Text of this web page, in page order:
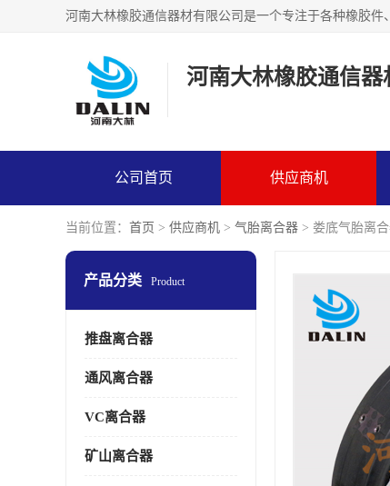
河南大林橡胶通信器
公司首页 供应商机
当前位置： 首页 > 供应商机 > 气胎离合器 > 娄底气胎离
产品分类 Product
推盘离合器
通风离合器
VC离合器
矿山离合器